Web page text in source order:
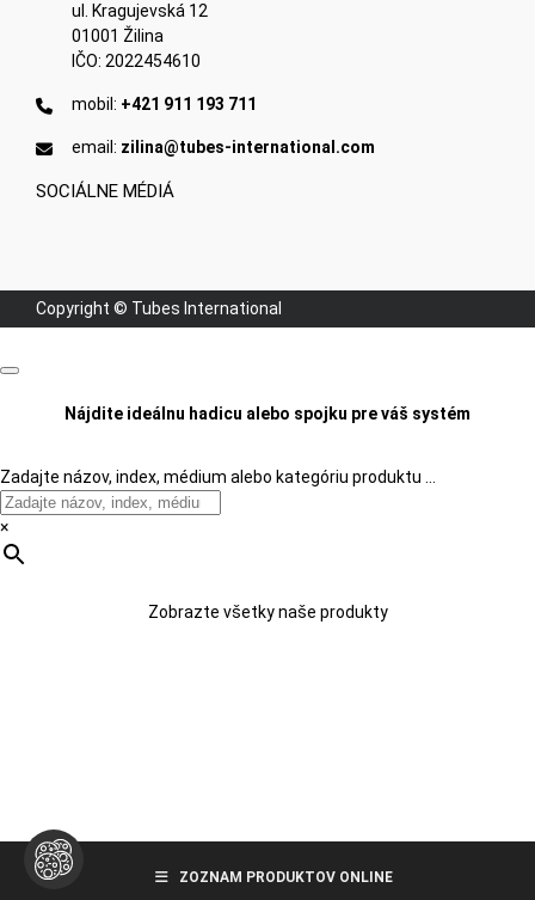
ul. Kragujevská 12
01001 Žilina
IČO: 2022454610
mobil: +421 911 193 711
email: zilina@tubes-international.com
SOCIÁLNE MÉDIÁ
Copyright © Tubes International
ZOZNAM PRODUKTOV ONLINE
Nájdite ideálnu hadicu alebo spojku pre váš systém
Zadajte názov, index, médium alebo kategóriu produktu …
×
Zobrazte všetky naše produkty